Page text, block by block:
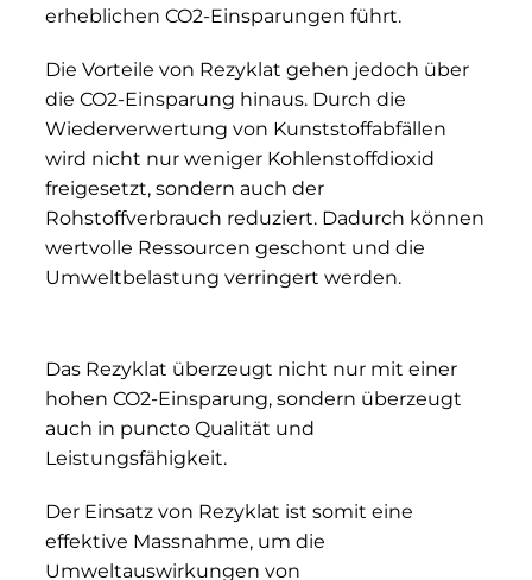
erheblichen CO2-Einsparungen führt.
Die Vorteile von Rezyklat gehen jedoch über
die CO2-Einsparung hinaus. Durch die
Wiederverwertung von Kunststoffabfällen
wird nicht nur weniger Kohlenstoffdioxid
freigesetzt, sondern auch der
Rohstoffverbrauch reduziert. Dadurch können
wertvolle Ressourcen geschont und die
Umweltbelastung verringert werden.
Das Rezyklat überzeugt nicht nur mit einer
hohen CO2-Einsparung, sondern überzeugt
auch in puncto Qualität und
Leistungsfähigkeit.
Der Einsatz von Rezyklat ist somit eine
effektive Massnahme, um die
Umweltauswirkungen von